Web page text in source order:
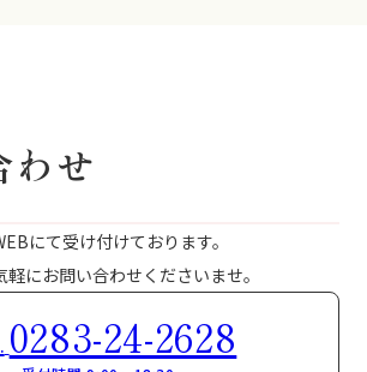
わせ
にて受け付けております。
にお問い合わせくださいませ。
0283-24-2628